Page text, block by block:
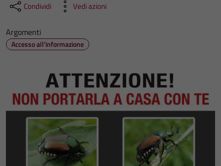
Condividi Vedi azioni
Argomenti
Accesso all'informazione